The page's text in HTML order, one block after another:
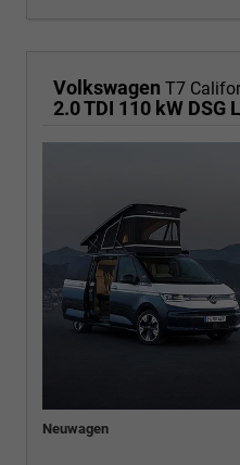
Volkswagen T7
Neuwagen